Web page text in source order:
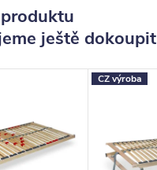
ještě dokoupit
CZ výroba